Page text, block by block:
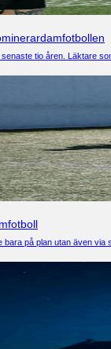
tio åren. Läktare
bara på plan utan även